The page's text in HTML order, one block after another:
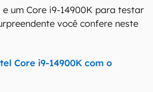
e um Core i9-14900K para testar
você confere neste
Core i9-14900K com o